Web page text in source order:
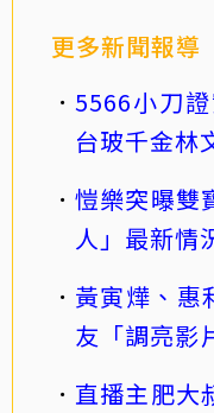
更多新聞報導
5566小刀
台玻千金林
愷樂突曝雙
人」最新情
黃寅燁、惠
友「調亮影
直播主肥大